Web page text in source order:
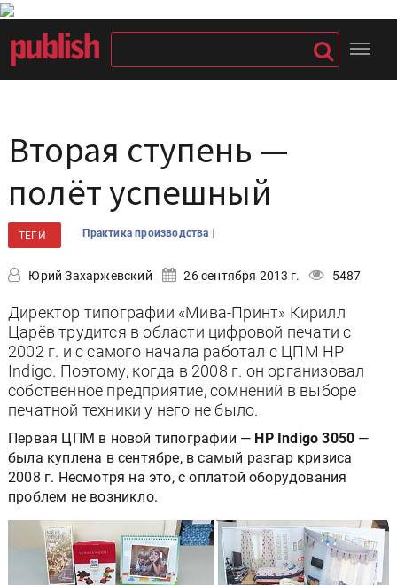
Вторая ступень —
полёт успешный
ТЕГИ Практика производства |
Юрий Захаржевский 26 сентября 2013 г. 5487
Директор типографии «Мива-Принт» Кирилл
Царёв трудится в области цифровой печати с
2002 г. и с самого начала работал с ЦПМ HP
Indigo. Поэтому, когда в 2008 г. он организовал
собственное предприятие, сомнений в выборе
печатной техники у него не было.
Первая ЦПМ в новой типографии — HP Indigo 3050 —
была куплена в сентябре, в самый разгар кризиса
2008 г. Несмотря на это, с оплатой оборудования
проблем не возникло.